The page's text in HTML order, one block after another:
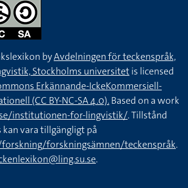
byAvdelningen för teckenspråk,
Stockholms universitetis licensed
Erkännande-IckeKommersiell-
(CC BY-NC-SA 4.0).Based on a work
institutionen-for-lingvistik/. Tillstånd
vara tillgängligt på
forskningsämnen/teckenspråk.
.